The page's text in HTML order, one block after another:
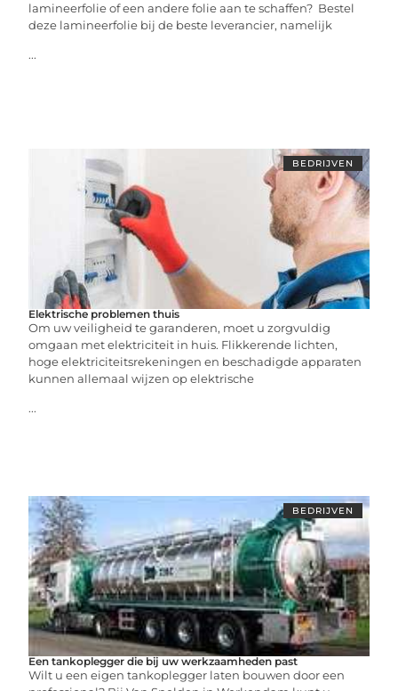
lamineerfolie of een andere folie aan te schaffen? Bestel
deze lamineerfolie bij de beste leverancier, namelijk
...
BEDRIJVEN
Elektrische problemen thuis
Om uw veiligheid te garanderen, moet u zorgvuldig
omgaan met elektriciteit in huis. Flikkerende lichten,
hoge elektriciteitsrekeningen en beschadigde apparaten
kunnen allemaal wijzen op elektrische
...
BEDRIJVEN
Een tankoplegger die bij uw werkzaamheden past
Wilt u een eigen tankoplegger laten bouwen door een